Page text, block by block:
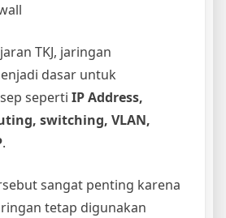
TKJ, jaringan
dasar untuk
seperti IP Address,
switching, VLAN,
.
sangat penting karena
tetap digunakan